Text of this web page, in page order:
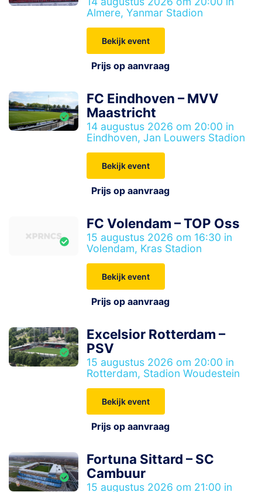
Almere, Yanmar Stadion
Bekijk event
Prijs op aanvraag
FC Eindhoven – MVV
Maastricht
14 augustus 2026 om 20:00 in
Eindhoven, Jan Louwers Stadion
Bekijk event
Prijs op aanvraag
FC Volendam – TOP Oss
15 augustus 2026 om 16:30 in
Volendam, Kras Stadion
Bekijk event
Prijs op aanvraag
Excelsior Rotterdam –
PSV
15 augustus 2026 om 20:00 in
Rotterdam, Stadion Woudestein
Bekijk event
Prijs op aanvraag
Fortuna Sittard – SC
Cambuur
15 augustus 2026 om 21:00 in